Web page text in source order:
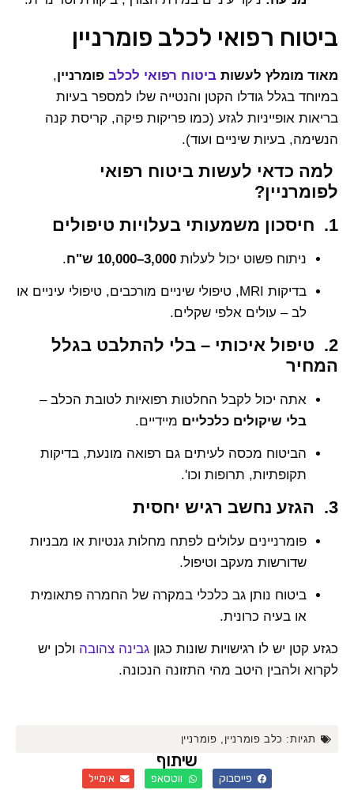
ביטוח רפואי לכלב פומרניין
מאוד מומלץ לעשות ביטוח רפואי לכלב פומרניין,
במיוחד בגלל גודלו הקטן והנטייה שלו למספר בעיות
בריאות אופייניות לגזע (כמו פריקות פיקה, קריסת קנה
הנשימה, בעיות שיניים ועוד).
למה כדאי לעשות ביטוח רפואי
לפומרניין?
1. חיסכון משמעותי בעלויות טיפולים
ניתוח פשוט יכול לעלות 3,000–10,000 ש"ח .
בדיקות MRI, טיפולי שיניים מורכבים, טיפולי עיניים או
לב – עולים אלפי שקלים.
2. טיפול איכותי – בלי להתלבט בגלל
המחיר
אתה יכול לקבל החלטות רפואיות לטובת הכלב –
בלי שיקולים כלכליים מיידיים.
הביטוח מכסה לעיתים גם רפואה מונעת, בדיקות
תקופתיות, תרופות וכו'.
3. הגזע נחשב רגיש יחסית
פומרניינים עלולים לפתח מחלות גנטיות או מבניות
שדורשות מעקב וטיפול.
ביטוח נותן גב כלכלי במקרה של החמרה פתאומית
או בעיה כרונית.
כגזע קטן יש לו רגישויות שונות כגון גבינה צהובה ולכן יש
לקרוא ולהבין היטב מהי התזונה הנכונה.
תגיות: כלב פומרניין , פומרניין
שיתוף
פייסבוק ווטסאפ אימייל